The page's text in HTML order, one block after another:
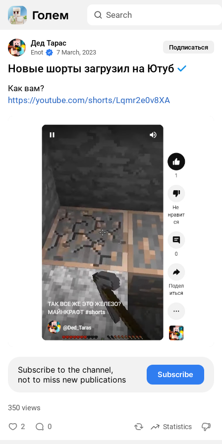
Дед Тарас
Enot 7 March, 2023
Подписаться
Новые шорты загрузил на Ютуб
Как вам?
https://youtube.com/shorts/Lqmr2e0v8XA
Subscribe to the channel,
not to miss new publications
Subscribe
350 views
2 0 Statistics